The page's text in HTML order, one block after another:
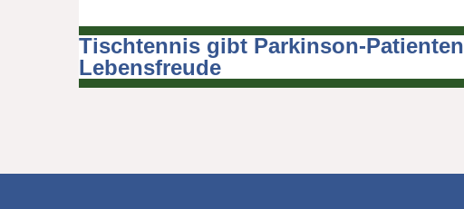
Beitragsnavigation
Tischtennis gibt Parkinson-Patienten
Lebensfreude